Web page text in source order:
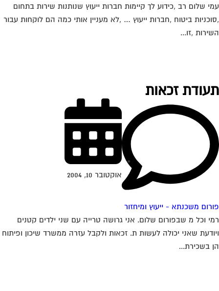
שלום רב ,כידוע לך קיימות חברות ייעוץ שנותנות שירות בתחום
ביטוח ,חברות ייעוץ … ,לא מעניין אותי כמה הם לוקחות עבור
,זו...
זכאות
משכנתא - ייעוץ ומיחזור
אוקטובר 10, 2004
וכל מ שבפורום שלום. אני גרושה טרייה עם שני ילדים קטנים
שאני יכולה לעשות ת. זכאות ולקבל עזרה ממשרד שיכון ופיתוח
בשכירת...